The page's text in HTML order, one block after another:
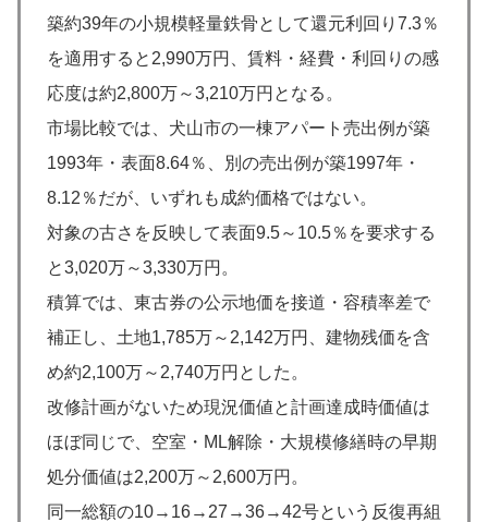
築約39年の小規模軽量鉄骨として還元利回り7.3％
を適用すると2,990万円、賃料・経費・利回りの感
応度は約2,800万～3,210万円となる。
市場比較では、犬山市の一棟アパート売出例が築
1993年・表面8.64％、別の売出例が築1997年・
8.12％だが、いずれも成約価格ではない。
対象の古さを反映して表面9.5～10.5％を要求する
と3,020万～3,330万円。
積算では、東古券の公示地価を接道・容積率差で
補正し、土地1,785万～2,142万円、建物残価を含
め約2,100万～2,740万円とした。
改修計画がないため現況価値と計画達成時価値は
ほぼ同じで、空室・ML解除・大規模修繕時の早期
処分価値は2,200万～2,600万円。
同一総額の10→16→27→36→42号という反復再組